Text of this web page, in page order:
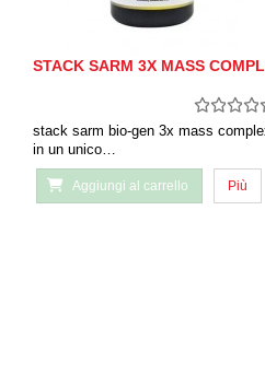
STACK SARM 3X MASS
stack sarm bio-gen 3x mass
in un unico…
Aggiungi al carrello Più